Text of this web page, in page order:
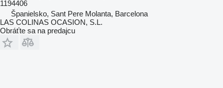
1194406
Španielsko, Sant Pere Molanta, Barcelona
LAS COLINAS OCASION, S.L.
Obráťte sa na predajcu